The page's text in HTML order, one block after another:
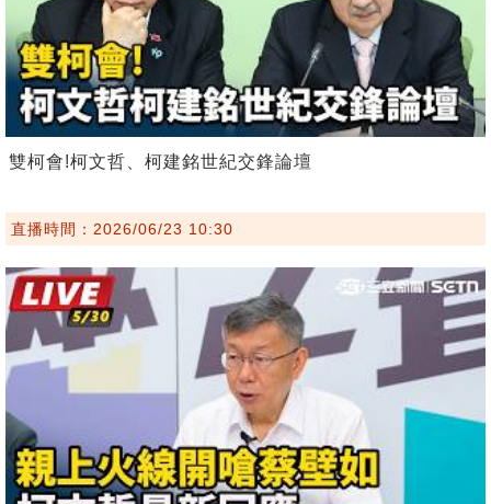
雙柯會!柯文哲、柯建銘世紀交鋒論壇
直播時間：2026/06/23 10:30